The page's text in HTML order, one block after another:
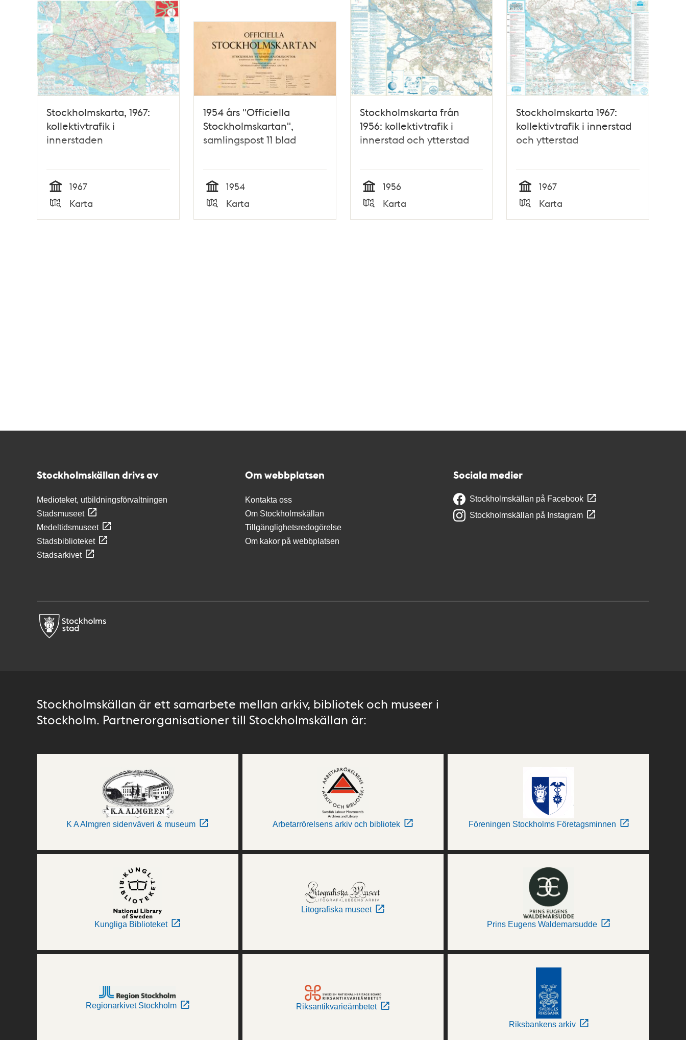
Stockholmskarta, 1967:
kollektivtrafik i
innerstaden
Tid
1967
Karta
1954 års "Officiella
Stockholmskartan",
samlingspost 11 blad
Tid
1954
Karta
Stockholmskarta från
1956: kollektivtrafik i
innerstad och ytterstad
Tid
1956
Karta
Stockholmskarta 1967:
kollektivtrafik i innerstad
och ytterstad
Tid
1967
Karta
Stockholmskällan drivs av
Medioteket, utbildningsförvaltningen
Stadsmuseet
Medeltidsmuseet
Stadsbiblioteket
Stadsarkivet
Om webbplatsen
Kontakta oss
Om Stockholmskällan
Tillgänglighetsredogörelse
Om kakor på webbplatsen
Sociala medier
Stockholmskällan på Facebook
Stockholmskällan på Instagram
Stockholmskällan är ett samarbete mellan arkiv, bibliotek och museer i
Stockholm. Partnerorganisationer till Stockholmskällan är:
K A Almgren sidenväveri & museum Arbetarrörelsens arkiv och bibliotek Föreningen Stockholms Företagsminnen
Kungliga Biblioteket
Litografiska museet
Prins Eugens Waldemarsudde
Regionarkivet Stockholm Riksantikvarieämbetet
Riksbankens arkiv